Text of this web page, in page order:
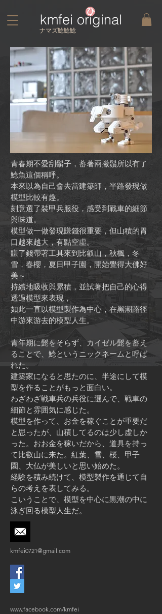
kmfei original
​ナマズ鯰鯰鯰
青春期不愛刮鬍子，蓄著兩撇鬚所以有了
鯰魚這個稱呼。
本來以為自己會去當建築師，半路發現做
模型比較有趣。
刻意選了裝甲兵服役，感受到戰車的細節
與味道。
模型做一做發現賺錢很重要，但山積的胃
口越來越大，有點空虛。
賺了錢帶著工具來到比叡山，秋楓，冬
雪，春櫻，夏日甲子園，開始覺得大佛好
美～
​持續地吸收與累積，並試著把自己的心得
透過模型來表現，
如此一直以模型製作為中心，在黑潮路徑
中游來游去的模型人生。
青年期に髭をそらず、カイゼル髭を蓄え
ることで、鯰というニックネームと呼ば
れた。
建築家になると思たのに、半途にして模
型を作ることがもっと面白い。
わざわざ戦車兵の兵役に選んで、戦車の
細節と雰囲気に感じた。
模型を作って、お金を稼ぐことが重要だ
と思ったが、山積してるのは少し虚しか
った。おお金を稼いだから、道具を持っ
て比叡山に来た。紅葉、雪、桜、甲子
園、大仏が美しいと思い始めた。
経験を積み続けて、模型製作を通じて自
らの考えを表してみる。
​こいうことで、模型を中心に黒潮の中に
泳ぎ回る模型人生だ。
kmfei0721@gmail.com
www.facebook.com/kmfei